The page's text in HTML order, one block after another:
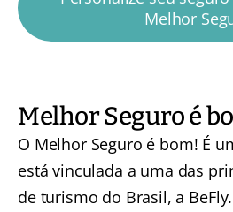
Melhor
Melhor Seguro é
O Melhor Seguro é bom! É
está vinculada a uma das
de turismo do Brasil, a